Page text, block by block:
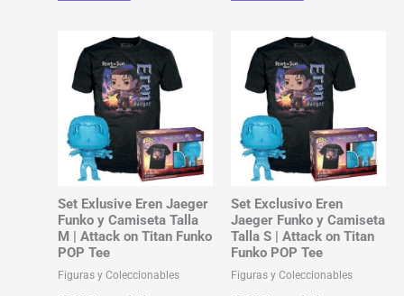
Set Exlusive Eren Jaeger
Funko y Camiseta Talla
M | Attack on Titan Funko
POP Tee
Figuras y Coleccionables
Set Exclusivo Eren
Jaeger Funko y Camiseta
Talla S | Attack on Titan
Funko POP Tee
Figuras y Coleccionables